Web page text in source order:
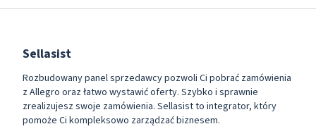
Sellasist
Rozbudowany panel sprzedawcy pozwoli Ci pobrać zamówienia
z Allegro oraz łatwo wystawić oferty. Szybko i sprawnie
zrealizujesz swoje zamówienia. Sellasist to integrator, który
pomoże Ci kompleksowo zarządzać biznesem.